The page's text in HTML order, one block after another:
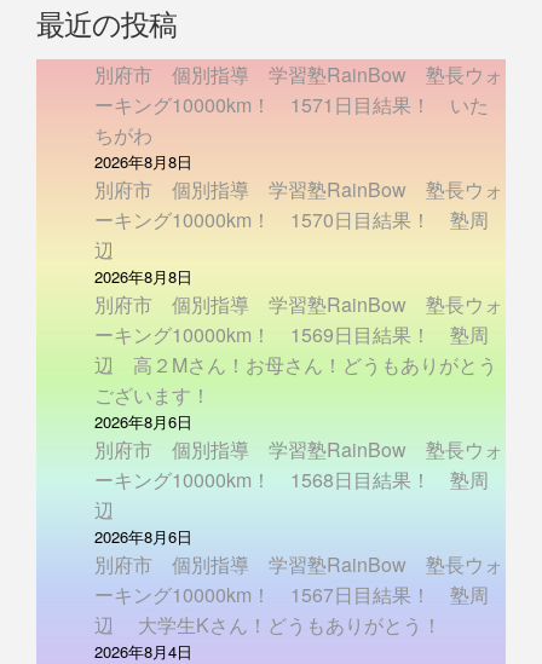
最近の投稿
別府市 個別指導 学習塾RainBow 塾長ウォ
ーキング10000km！ 1571日目結果！ いた
ちがわ
2026年8月8日
別府市 個別指導 学習塾RainBow 塾長ウォ
ーキング10000km！ 1570日目結果！ 塾周
辺
2026年8月8日
別府市 個別指導 学習塾RainBow 塾長ウォ
ーキング10000km！ 1569日目結果！ 塾周
辺 高２Mさん！お母さん！どうもありがとう
ございます！
2026年8月6日
別府市 個別指導 学習塾RainBow 塾長ウォ
ーキング10000km！ 1568日目結果！ 塾周
辺
2026年8月6日
別府市 個別指導 学習塾RainBow 塾長ウォ
ーキング10000km！ 1567日目結果！ 塾周
辺 大学生Kさん！どうもありがとう！
2026年8月4日